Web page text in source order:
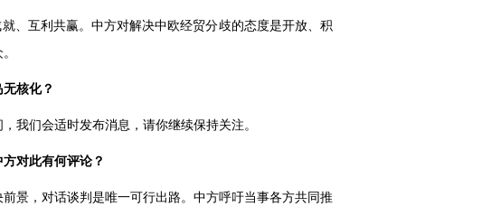
、互利共赢。中方对解决中欧经贸分歧的态度是开放、积
核化？
我们会适时发布消息，请你继续保持关注。
对此有何评论？
景，对话谈判是唯一可行出路。中方呼吁当事各方共同推